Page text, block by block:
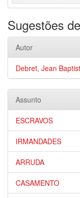
Sugestões
Autor
Debret, Jean
Assunto
ESCRAVOS
IRMANDADES
ARRUDA
CASAMENTO